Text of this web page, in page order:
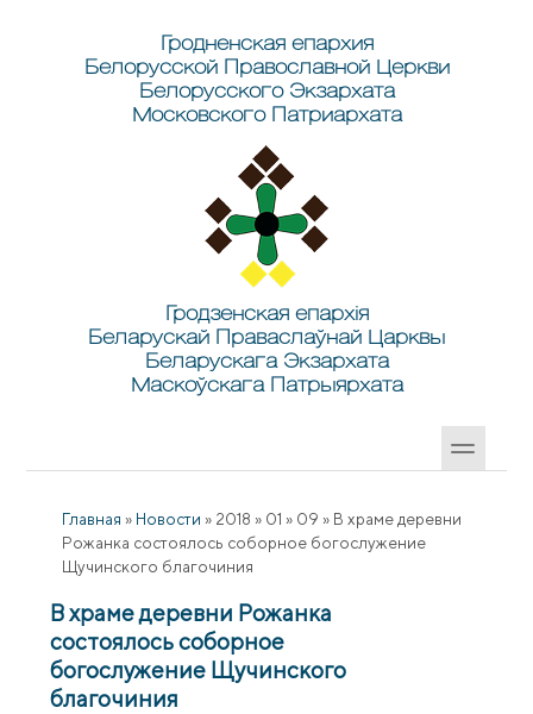
Гродненская епархия
Белорусской Православной Церкви
Белорусского Экзархата
Московского Патриархата
Гродзенская епархія
Беларускай Праваслаўнай Царквы
Беларускага Экзархата
Маскоўскага Патрыярхата
Главная » Новости » 2018 » 01 » 09 » В храме деревни
Рожанка состоялось соборное богослужение
Щучинского благочиния
В храме деревни Рожанка
состоялось соборное
богослужение Щучинского
благочиния